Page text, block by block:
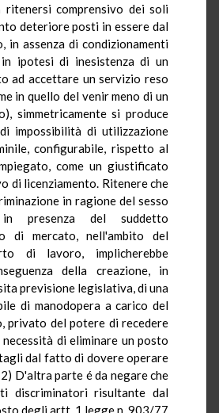
ritenersi comprensivo dei soli
deteriore posti in essere dal
in assenza di condizionamenti
in ipotesi di inesistenza di un
ad accettare un servizio reso
in quello del venir meno di un
simmetricamente si produce
impossibilità di utilizzazione
configurabile, rispetto al
come un giustificato
di licenziamento. Ritenere che
in ragione del sesso
presenza del suddetto
di mercato, nell'ambito del
di lavoro, implicherebbe
della creazione, in
previsione legislativa, di una
di manodopera a carico del
privato del potere di recedere
di eliminare un posto
dal fatto di dovere operare
D'altra parte é da negare che
discriminatori risultante dal
degli artt. 1 legge n. 903/77